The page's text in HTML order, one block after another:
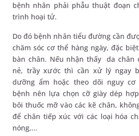
bệnh nhân phải phẫu thuật đoạn
trình hoại tử.
Do đó bệnh nhân tiểu đường cần
chăm sóc cơ thể hàng ngày, đặc
bàn chân. Nếu nhận thấy da chân
nẻ, trầy xước thì cần xử lý ngay
dưỡng ẩm hoặc theo dõi nguy
bệnh nên lựa chọn cỡ giày dép
bôi thuốc mỡ vào các kẽ chân,
để chân tiếp xúc với các loại hóa
nóng,...